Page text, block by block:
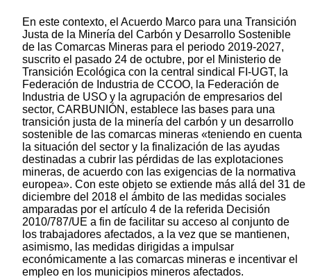
En este contexto, el Acuerdo Marco para una Transición
Justa de la Minería del Carbón y Desarrollo Sostenible
de las Comarcas Mineras para el periodo 2019-2027,
suscrito el pasado 24 de octubre, por el Ministerio de
Transición Ecológica con la central sindical FI-UGT, la
Federación de Industria de CCOO, la Federación de
Industria de USO y la agrupación de empresarios del
sector, CARBUNIÓN, establece las bases para una
transición justa de la minería del carbón y un desarrollo
sostenible de las comarcas mineras «teniendo en cuenta
la situación del sector y la finalización de las ayudas
destinadas a cubrir las pérdidas de las explotaciones
mineras, de acuerdo con las exigencias de la normativa
europea». Con este objeto se extiende más allá del 31 de
diciembre del 2018 el ámbito de las medidas sociales
amparadas por el artículo 4 de la referida Decisión
2010/787/UE a fin de facilitar su acceso al conjunto de
los trabajadores afectados, a la vez que se mantienen,
asimismo, las medidas dirigidas a impulsar
económicamente a las comarcas mineras e incentivar el
empleo en los municipios mineros afectados.